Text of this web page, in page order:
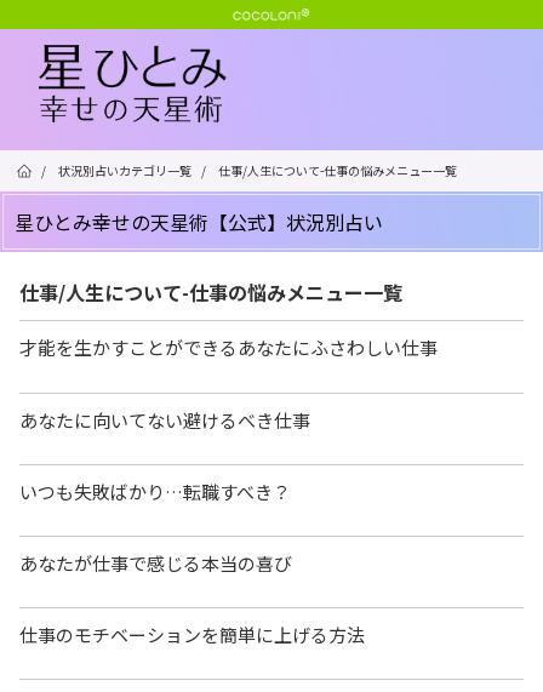
/ 状況別占いカテゴリ一覧 / 仕事/人生について-仕事の悩みメニュー一覧
星ひとみ幸せの天星術【公式】状況別占い
仕事/人生について-仕事の悩みメニュー一覧
才能を生かすことができるあなたにふさわしい仕事
あなたに向いてない避けるべき仕事
いつも失敗ばかり…転職すべき？
あなたが仕事で感じる本当の喜び
仕事のモチベーションを簡単に上げる方法